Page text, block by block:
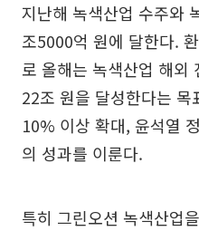
지난해 녹색산업 수주와
조5000억 원에 달한다.
로 올해는 녹색산업 해외
22조 원을 달성한다는 목
10% 이상 확대, 윤석열
의 성과를 이룬다.
특히 그린오션 녹색산업